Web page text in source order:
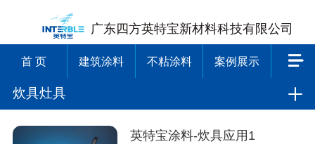
广东四方英特宝新材料科技有限公司
首 页 建筑涂料 不粘涂料 案例展示
炊具灶具
英特宝涂料-炊具应用1